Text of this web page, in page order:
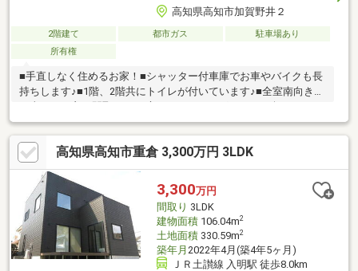
高知県高知市加賀野井２
2階建て 都市ガス
駐車場あり
所有権
■手直しなく住めるお家！■シャッター付車庫でお車やバイクも長
持ちします♪■1階、2階共にトイレが付いています♪■全室南向きの
♪■約50坪の広々敷地♪■シャッター付車庫 高さ約190cm 幅約
295cm 奥行約5ｍ■ルームクリーニング後の引渡し■境界ピン打
設後引き渡し■駐車場拡張工事すればお車2台駐車可能！
高知県高知市重倉 3,300万円 3LDK
3,300万円
間取り 3LDK
建物面積106.04m2
土地面積330.59m2
築年月 2022年4月(築4年5ヶ月)
ＪＲ土讃線 入明駅 徒歩8.0km